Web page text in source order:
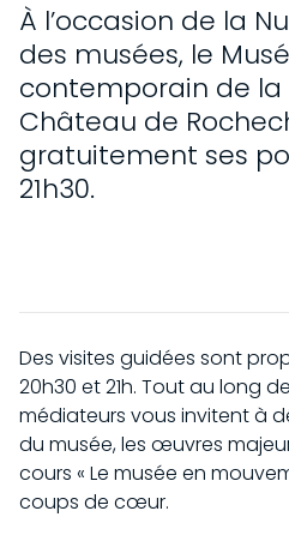
À l’occasion de la
des musées, le
contemporain de
Château de
gratuitement ses
21h30.
Des visites guidées sont
20h30 et 21h. Tout au long
médiateurs vous invitent à
du musée, les œuvres
cours « Le musée en
coups de cœur.